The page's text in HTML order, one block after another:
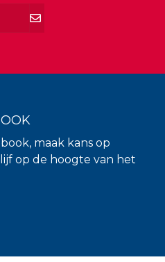
maak kans op
op de hoogte van het